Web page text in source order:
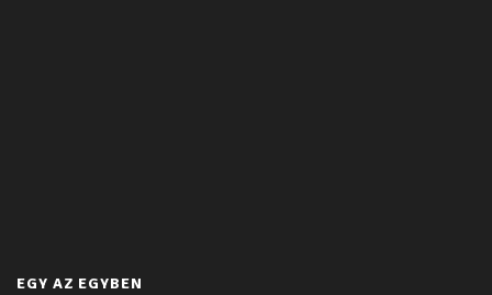
EGY AZ EGYBEN